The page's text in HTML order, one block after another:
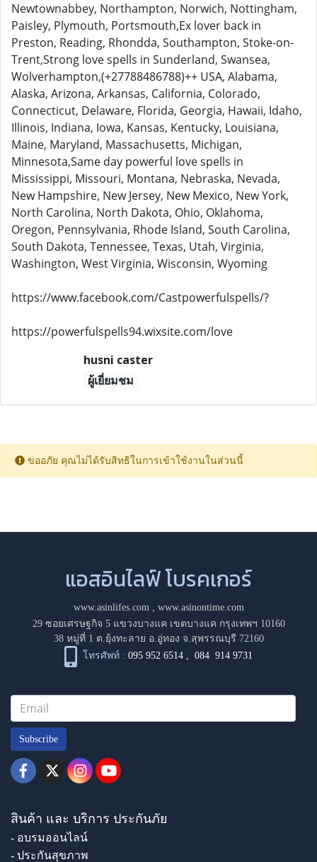
Newtownabbey, Northampton, Norwich, Nottingham,
Paisley, Plymouth, Portsmouth,Ex lover back in
Preston, Reading, Rhondda, Southampton, Stoke-on-
Trent,Strong love spells in Sunderland, Swansea,
Wolverhampton,(+27788486788)++ USA, Alabama,
Alaska, Arizona, Arkansas, California, Colorado,
Connecticut, Delaware, Florida, Georgia, Hawaii, Idaho,
Illinois, Indiana, Iowa, Kansas, Kentucky, Louisiana,
Maine, Maryland, Massachusetts, Michigan,
Minnesota,Same day powerful love spells in
Mississippi, Missouri, Montana, Nebraska, Nevada,
New Hampshire, New Jersey, New Mexico, New York,
North Carolina, North Dakota, Ohio, Oklahoma,
Oregon, Pennsylvania, Rhode Island, South Carolina,
South Dakota, Tennessee, Texas, Utah, Virginia,
Washington, West Virginia, Wisconsin, Wyoming
https://www.facebook.com/Castpowerfulspells/?
https://powerfulspells94.wixsite.com/love
husni caster
ผู้เยี่ยมชม
ขออภัย คุณไม่ได้รับสิทธิในการเข้าใช้งานในส่วนนี้
แอสอินไลฟ์ โบรคเกอร์
www.asinlifes.com, www.asinontime.com
29 ซอยเศรษฐกิจ 5 แขวงบางแค เขตบางแค กรุงเทพฯ 10160
38 หมู่ที่ 1 ต.ยุ้งทะลาย อ.อู่ทอง จ.สุพรรณบุรี 72160
โทรศัพท์ : 095 952 6514 ,084 914 9731
Subscribe
สินค้า และ บริการ ประกันภัย
- อบรมออนไลน์
- ประกันสุขภาพ